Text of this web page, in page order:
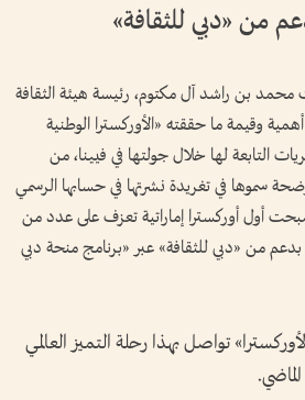
من «دبي للثقافة»
بن راشد آل مكتوم، رئيسة هيئة الثقافة
وقيمة ما حققته «الأوركسترا الوطنية
التابعة لها خلال جولتها في فيينا، من
سموها في تغريدة نشرتها في حسابها الرسمي
أول أوركسترا إماراتية تعزف على عدد من
بدعم من «دبي للثقافة» عبر «برنامج منحة دبي
تواصل بهذا رحلة التميز العالمي